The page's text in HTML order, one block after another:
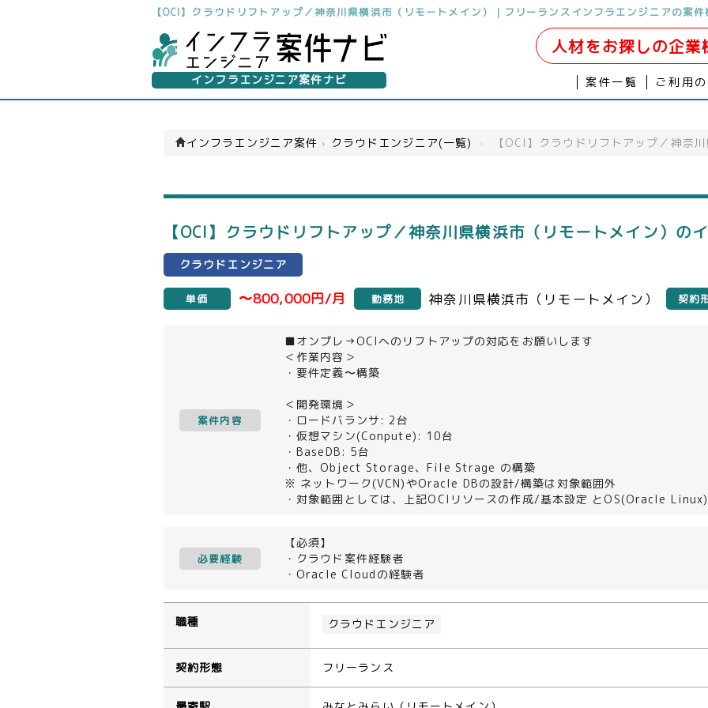
【OCI】クラウドリフトアップ／神奈川県横浜市（リモートメイン）｜フリーランスインフラエンジニアの案件
インフラエンジニア案件ナビ
人材をお探しの企業
案件一覧 ご利用
インフラエンジニア案件 › クラウドエンジニア(一覧) › 【OCI】クラウドリフトアップ／神奈
【OCI】クラウドリフトアップ／神奈川県横浜市（リモートメイン）の
クラウドエンジニア
単価 〜800,000円/月 勤務地 神奈川県横浜市（リモートメイン） 契約
案件内容
■オンプレ→OCIへのリフトアップの対応をお願いします
＜作業内容＞
・要件定義〜構築
＜開発環境＞
・ロードバランサ: 2台
・仮想マシン(Conpute): 10台
・BaseDB: 5台
・他、Object Storage、File Strage の構築
※ ネットワーク(VCN)やOracle DBの設計/構築は対象範囲外
・対象範囲としては、上記OCIリソースの作成/基本設定 とOS(Oracle
必要経験
【必須】
・クラウド案件経験者
・Oracle Cloudの経験者
職種 クラウドエンジニア
契約形態 フリーランス